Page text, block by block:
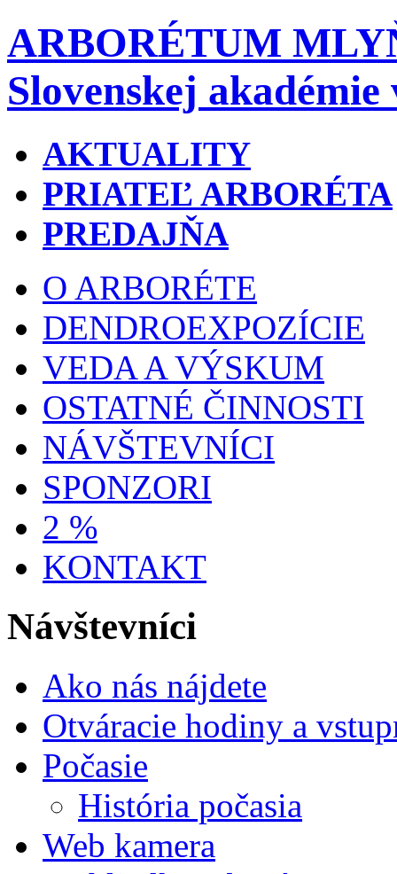
ARBORÉTUM
Slovenskej akadémie
AKTUALITY
PRIATEĽ ARBORÉTA
PREDAJŇA
O ARBORÉTE
DENDROEXPOZÍCIE
VEDA A VÝSKUM
OSTATNÉ ČINNOSTI
NÁVŠTEVNÍCI
SPONZORI
2 %
KONTAKT
Návštevníci
Ako nás nájdete
Otváracie hodiny a
Počasie
História počasia
Web kamera